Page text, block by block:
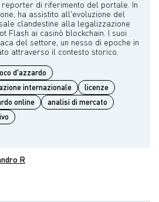
reporter di riferimento del portale. In
ha assistito all'evoluzione del
clandestine alla legalizzazione
Flash ai casinò blockchain. I suoi
del settore, un nesso di epoche in
d'azzardo
internazionale
licenze
online
analisi di mercato
R